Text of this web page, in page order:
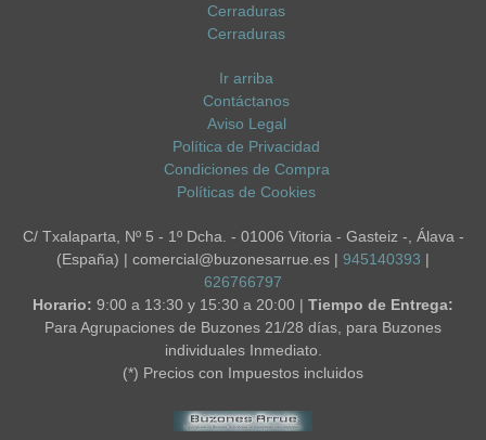
Cerraduras
Cerraduras
Ir arriba
Contáctanos
Aviso Legal
Política de Privacidad
Condiciones de Compra
Políticas de Cookies
C/ Txalaparta, Nº 5 - 1º Dcha. - 01006 Vitoria - Gasteiz -, Álava -
(España) | comercial@buzonesarrue.es | 945140393 |
626766797
Horario: 9:00 a 13:30 y 15:30 a 20:00 | Tiempo de Entrega:
Para Agrupaciones de Buzones 21/28 días, para Buzones
individuales Inmediato.
(*) Precios con Impuestos incluidos